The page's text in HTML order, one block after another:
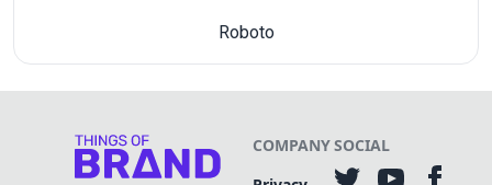
Roboto
COMPANYSOCIAL